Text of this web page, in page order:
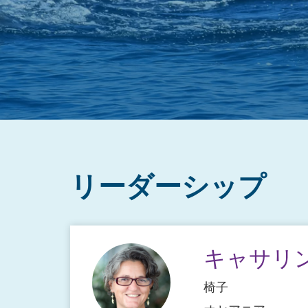
リーダーシップ
キャサリ
椅子